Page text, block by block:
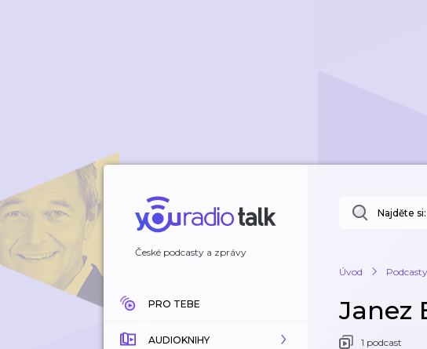
České podcasty a zprávy
PRO TEBE
AUDIOKNIHY
Najděte si:
Úvod Podcasty
Janez
1 podcast